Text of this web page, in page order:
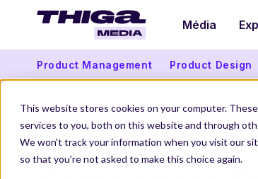
This website stores cookies on your computer.
services to you, both on this website and through
We won't track your information when you visit our
so that you're not asked to make this choice again.
Média
Product Management Product Design
Thiga Media Le Dico du Produit